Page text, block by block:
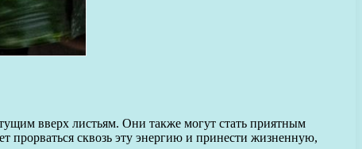
вверх листьям. Они также могут стать приятным
прорваться сквозь эту энергию и принести жизненную,